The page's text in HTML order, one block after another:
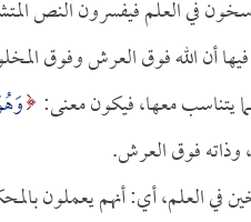
في العلم فيفسرون النص
أن الله فوق العرش وفوق
يتناسب معها، فيكون معنى:
وذاته فوق العرش.
في العلم، أي: أنهم يعملون